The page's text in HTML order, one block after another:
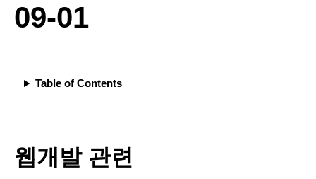
09-01
Table of Contents
웹개발 관련